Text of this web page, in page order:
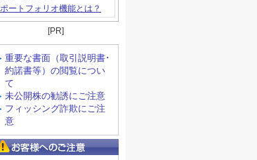
ポートフォリオ機能とは？
[PR]
重要な書面（取引説明書･
約諾書等）の閲覧につい
て
未公開株の勧誘にご注意
フィッシング詐欺にご注
意